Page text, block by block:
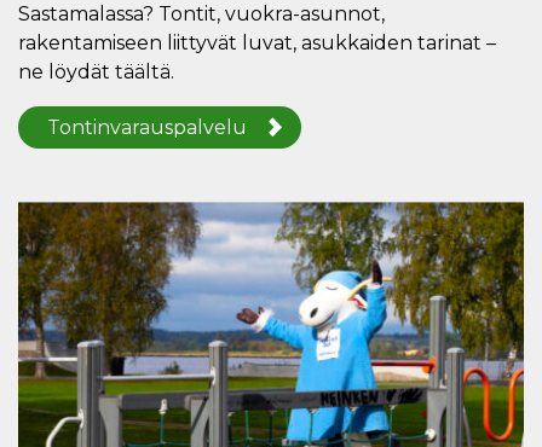
Sastamalassa? Tontit, vuokra-asunnot,
rakentamiseen liittyvät luvat, asukkaiden tarinat –
ne löydät täältä.
Tontinvarauspalvelu